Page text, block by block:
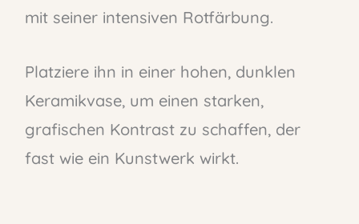
mit seiner intensiven Rotfärbung.
Platziere ihn in einer hohen, dunklen
Keramikvase, um einen starken,
grafischen Kontrast zu schaffen, der
fast wie ein Kunstwerk wirkt.